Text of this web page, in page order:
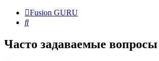
Fusion GURU
Поиск
Часто задаваемые вопросы